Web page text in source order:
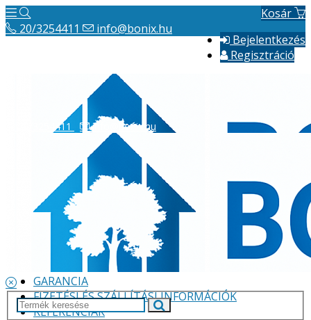
Kosár
Bejelentkezés
Regisztráció
20/3254411 info@bonix.hu
VÁLLALKOZÁS BEMUTATÁSA
GARANCIA
FIZETÉSI ÉS SZÁLLÍTÁSI INFORMÁCIÓK
REFERENCIÁK
20/3254411 info@bonix.hu